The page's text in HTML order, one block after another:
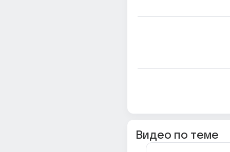
Видео по теме